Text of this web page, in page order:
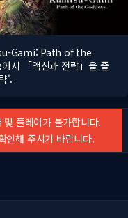
Gami: Path of the
서 「액션과 전략」을 즐
'.
플레이가 불가합니다.
인해 주시기 바랍니다.